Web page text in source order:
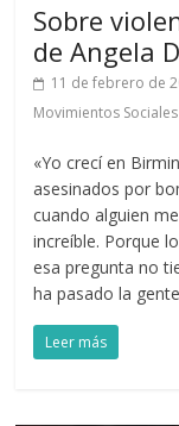
Sobre
de Angela
11 de febrero de
Movimientos Sociales
«Yo crecí en
asesinados por
cuando alguien
increíble. Porque
esa pregunta no
ha pasado la
Leer más